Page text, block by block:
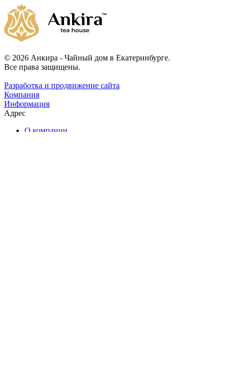
© 2026 Анкира - Чайный дом в Екатеринбурге.
Все права защищены.
Разработка и продвижение сайта
Компания
Информация
Адрес
О компании